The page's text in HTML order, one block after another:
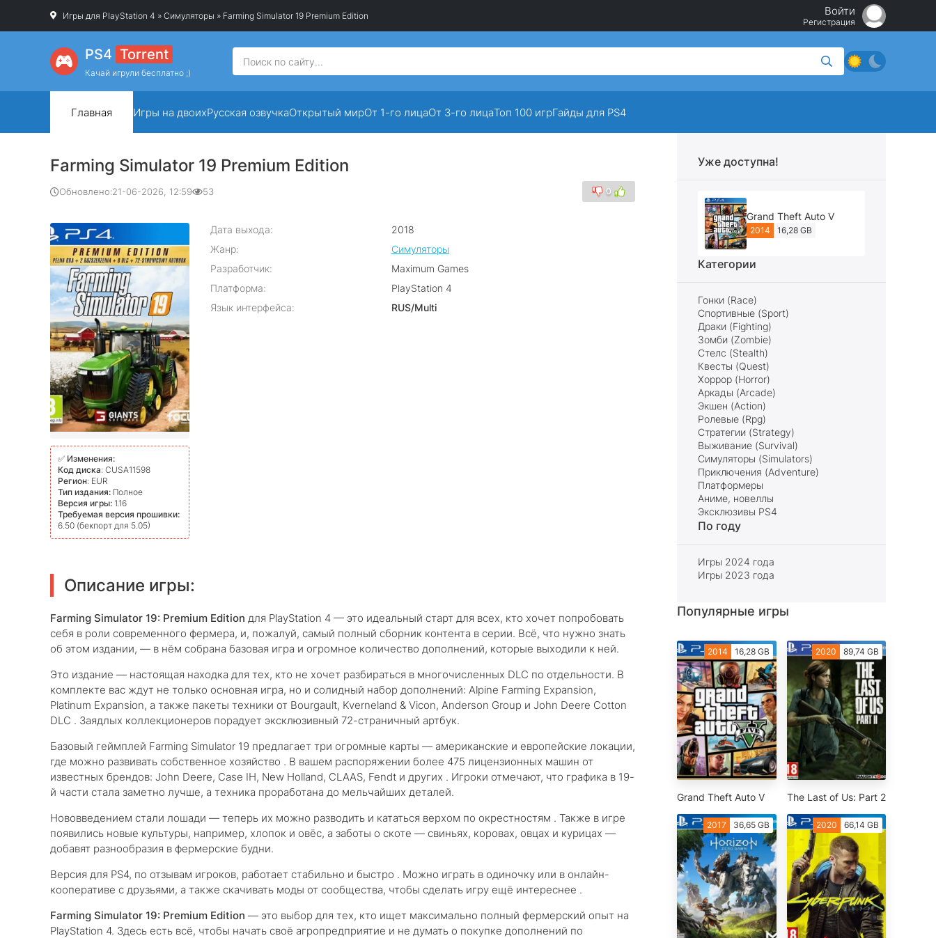
Игры для PlayStation 4 » Симуляторы » Farming Simulator 19 Premium Edition Войти
Регистрация
PS4 Torrent
Качай игрули бесплатно ;)
Главная Игры на двоихРусская озвучкаОткрытый мирОт 1-го лицаОт 3-го лицаТоп 100 игрГайды для PS4
Farming Simulator 19 Premium Edition
Обновлено:21-06-2026, 12:59 53 0
✅ Изменения:
Код диска: CUSA11598
Регион: EUR
Тип издания: Полное
Версия игры: 1.16
Требуемая версия прошивки:
6.50 (бекпорт для 5.05)
Дата выхода:
2018
Жанр:
Симуляторы
Разработчик:
Maximum Games
Платформа:
PlayStation 4
Язык интерфейса:
RUS/Multi
Описание игры:
Farming Simulator 19: Premium Edition для PlayStation 4 — это идеальный старт для всех, кто хочет попробовать
себя в роли современного фермера, и, пожалуй, самый полный сборник контента в серии. Всё, что нужно знать
об этом издании, — в нём собрана базовая игра и огромное количество дополнений, которые выходили к ней.
Это издание — настоящая находка для тех, кто не хочет разбираться в многочисленных DLC по отдельности. В
комплекте вас ждут не только основная игра, но и солидный набор дополнений: Alpine Farming Expansion,
Platinum Expansion, а также пакеты техники от Bourgault, Kverneland & Vicon, Anderson Group и John Deere Cotton
DLC . Заядлых коллекционеров порадует эксклюзивный 72-страничный артбук.
Базовый геймплей Farming Simulator 19 предлагает три огромные карты — американские и европейские локации,
где можно развивать собственное хозяйство . В вашем распоряжении более 475 лицензионных машин от
известных брендов: John Deere, Case IH, New Holland, CLAAS, Fendt и других . Игроки отмечают, что графика в 19-
й части стала заметно лучше, а техника проработана до мельчайших деталей.
Нововведением стали лошади — теперь их можно разводить и кататься верхом по окрестностям . Также в игре
появились новые культуры, например, хлопок и овёс, а заботы о скоте — свиньях, коровах, овцах и курицах —
добавят разнообразия в фермерские будни.
Версия для PS4, по отзывам игроков, работает стабильно и быстро . Можно играть в одиночку или в онлайн-
кооперативе с друзьями, а также скачивать моды от сообщества, чтобы сделать игру ещё интереснее .
Farming Simulator 19: Premium Edition — это выбор для тех, кто ищет максимально полный фермерский опыт на
PlayStation 4. Здесь есть всё, чтобы начать своё агропредприятие и не думать о покупке дополнений по
Уже доступна!
Grand Theft Auto V
2014 16,28 GB
Категории
Гонки (Race)
Спортивные (Sport)
Драки (Fighting)
Зомби (Zombie)
Стелс (Stealth)
Квесты (Quest)
Хоррор (Horror)
Аркады (Arcade)
Экшен (Action)
Ролевые (Rpg)
Стратегии (Strategy)
Выживание (Survival)
Симуляторы (Simulators)
Приключения (Adventure)
Платформеры
Аниме, новеллы
Эксклюзивы PS4
По году
Игры 2024 года
Игры 2023 года
Популярные игры
2014 16,28 GB
Grand Theft Auto V
2020 89,74 GB
The Last of Us: Part 2
2017 36,65 GB 2020 66,14 GB